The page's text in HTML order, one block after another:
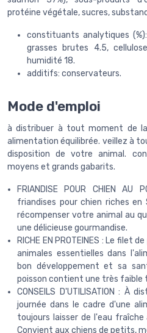
protéine végétale, sucres,
constituants analytiques
grasses brutes 4.5,
humidité 18.
additifs: conservateurs.
Mode d'emploi
à distribuer à tout moment de
alimentation équilibrée. veillez à
disposition de votre animal.
moyens et grands gabarits.
FRIANDISE POUR CHIEN AU
friandises pour chien riches en
récompenser votre animal au
une délicieuse gourmandise.
RICHE EN PROTEINES : Le filet
animales essentielles dans
bon développement et sa
poisson contient une très faible
CONSEILS D'UTILISATION :
journée dans le cadre d'une
toujours laisser de l'eau
Convient aux chiens de petits,